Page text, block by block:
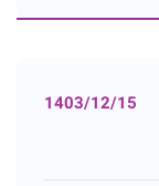
1403/12/15